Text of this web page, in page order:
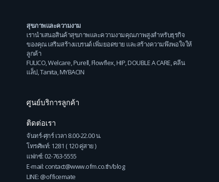
สุขภาพและความงาม
เรานำเสนอสินค้าสุขภาพและความงามคุณภาพสูงสำหรับธุรกิจ
ของคุณ เสริมสร้างแบรนด์ เพิ่มยอดขาย และสร้างความพึงพอใจให้
ลูกค้า
FULICO,Welcare,Purell,Flowflex,HIP,DOUBLE A CARE,คลีน
แล็ป,Tanita,MYBACIN
ศูนย์บริการลูกค้า
ติดต่อเรา
จันทร์-ศุกร์ เวลา 8.00-22.00 น.
โทรศัพท์: 1281 ( 120 คู่สาย )
แฟกซ์: 02-763-5555
E-mail: contact@www.ofm.co.th/blog
LINE: @officemate